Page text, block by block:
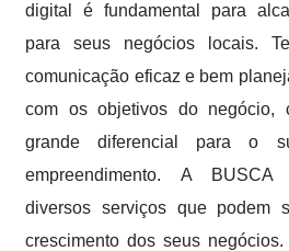
digital é fundamental para
para seus negócios locais.
comunicação eficaz e bem
com os objetivos do negócio,
grande diferencial para o
empreendimento. A BUSCA
diversos serviços que podem
crescimento dos seus